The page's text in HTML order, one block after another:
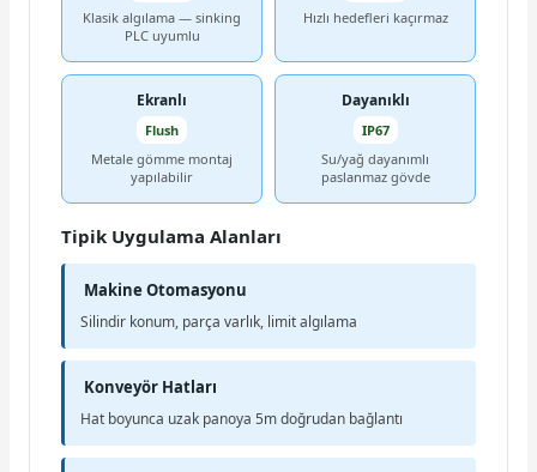
Klasik algılama — sinking
PLC uyumlu
Hızlı hedefleri kaçırmaz
Ekranlı
Flush
Metale gömme montaj
yapılabilir
Dayanıklı
IP67
Su/yağ dayanımlı
paslanmaz gövde
Tipik Uygulama Alanları
Makine Otomasyonu
Silindir konum, parça varlık, limit algılama
Konveyör Hatları
Hat boyunca uzak panoya 5m doğrudan bağlantı